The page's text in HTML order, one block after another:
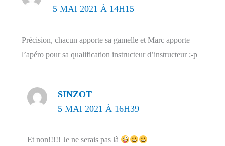
5 MAI 2021 À 14H15
Précision, chacun apporte sa gamelle et Marc apporte
l’apéro pour sa qualification instructeur d’instructeur ;-p
SINZOT
5 MAI 2021 À 16H39
Et non!!!!! Je ne serais pas là